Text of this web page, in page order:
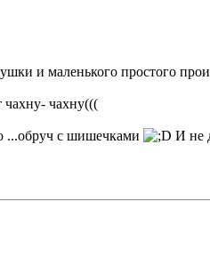
и маленького простого
чахну- чахну(((
...обруч с шишечками И не